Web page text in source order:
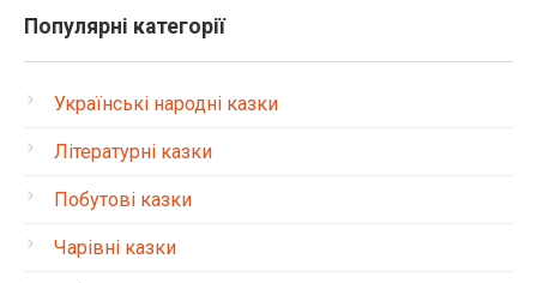
Популярні категорії
Українські народні казки
Літературні казки
Побутові казки
Чарівні казки